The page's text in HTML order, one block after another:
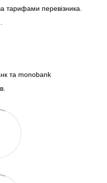
тарифами перевізника.
та monobank